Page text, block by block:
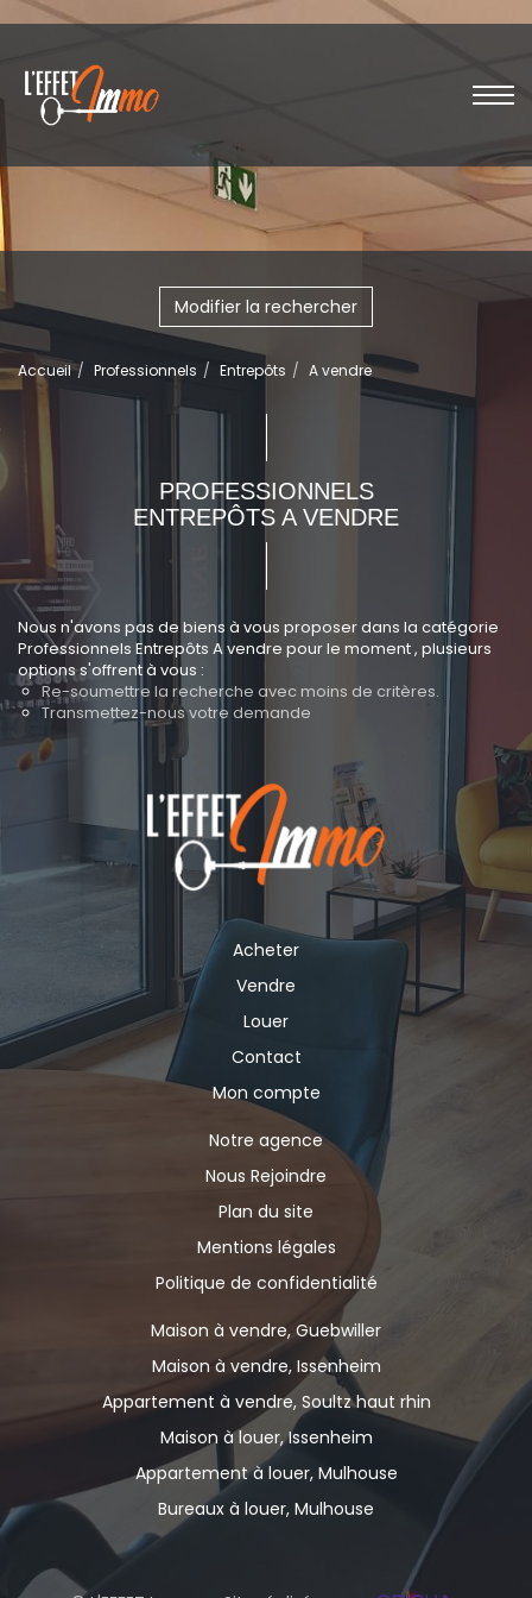
Modifier la rechercher
Accueil Professionnels Entrepôts A vendre
PROFESSIONNELS
ENTREPÔTS A VENDRE
Nous n'avons pas de biens à vous proposer dans la catégorie
Professionnels Entrepôts A vendre pour le moment , plusieurs
options s'offrent à vous :
Re-soumettre la recherche avec moins de critères.
Transmettez-nous votre demande
Acheter
Vendre
Louer
Contact
Mon compte
Notre agence
Nous Rejoindre
Plan du site
Mentions légales
Politique de confidentialité
Maison à vendre, Guebwiller
Maison à vendre, Issenheim
Appartement à vendre, Soultz haut rhin
Maison à louer, Issenheim
Appartement à louer, Mulhouse
Bureaux à louer, Mulhouse